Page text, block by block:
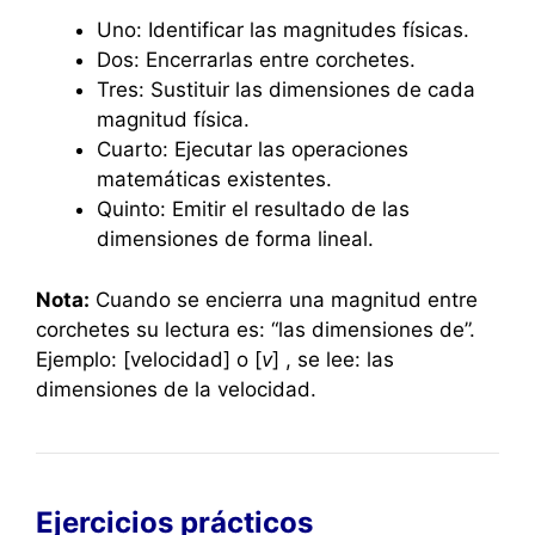
Uno: Identificar las magnitudes físicas.
Dos: Encerrarlas entre corchetes.
Tres: Sustituir las dimensiones de cada
magnitud física.
Cuarto: Ejecutar las operaciones
matemáticas existentes.
Quinto: Emitir el resultado de las
dimensiones de forma lineal.
Nota: Cuando se encierra una magnitud entre
corchetes su lectura es: “las dimensiones de”.
Ejemplo: [velocidad] o [v] , se lee: las
dimensiones de la velocidad.
Ejercicios prácticos